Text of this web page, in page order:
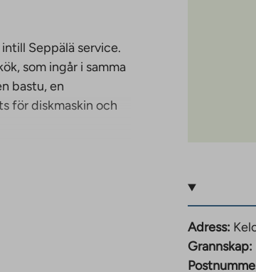
Seppälä service.
som ingår i samma
bastu, en
för diskmaskin och
hyras på
Adress:
Grannskap: